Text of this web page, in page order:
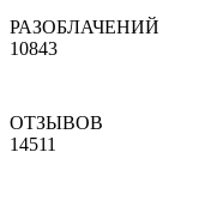
РАЗОБЛАЧЕНИЙ
10843
ОТЗЫВОВ
14511